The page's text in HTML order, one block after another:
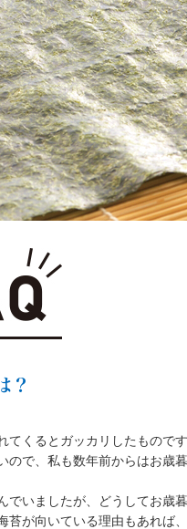
？
てくるとガッカリしたもので
ので、私も数年前からはお歳
でいましたが、どうしてお歳
苔が向いている理由もあれば